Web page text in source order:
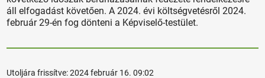
áll elfogadást követően. A 2024. évi költségvetésről 2024.
február 29-én fog dönteni a Képviselő-testület.
Utoljára frissítve:2024 február 16. 09:02